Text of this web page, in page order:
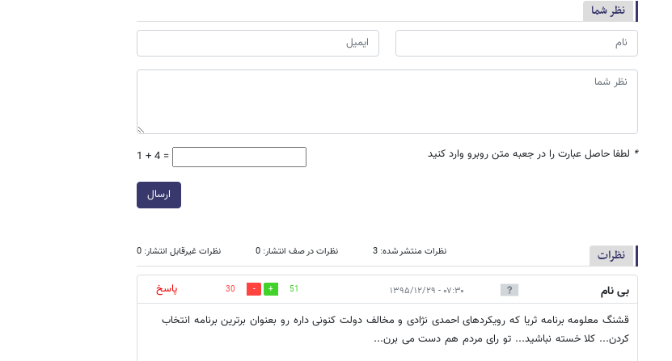
نظر شما
* لطفا حاصل عبارت را در جعبه متن روبرو وارد کنید 1 + 4 =
ارسال
نظرات نظرات منتشر شده: 3 نظرات در صف انتشار: 0 نظرات غیرقابل انتشار: 0
بی نام ۰۷:۳۰ - ۱۳۹۵/۱۲/۲۹ 51
30
پاسخ
قشنگ معلومه برنامه ثریا که رویکردهای احمدی نژادی و مخالف دولت کنونی داره رو بعنوان برترین برنامه انتخاب
کردن... کلا خسته نباشید... تو رای مردم هم دست می برن...